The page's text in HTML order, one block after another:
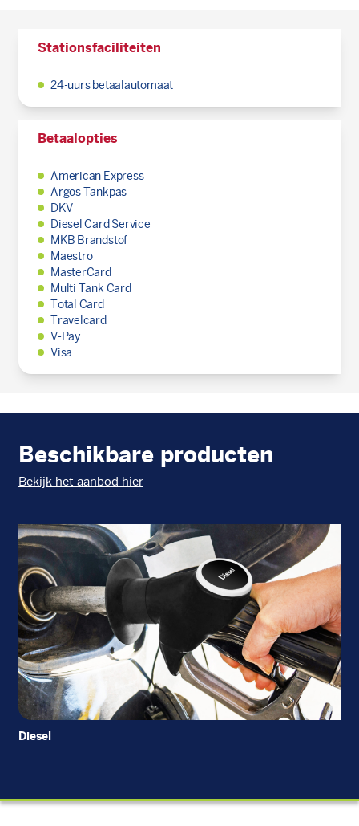
Stationsfaciliteiten
24-uurs betaalautomaat
Betaalopties
American Express
Argos Tankpas
DKV
Diesel Card Service
MKB Brandstof
Maestro
MasterCard
Multi Tank Card
Total Card
Travelcard
V-Pay
Visa
Beschikbare producten
Bekijk het aanbod hier
Diesel